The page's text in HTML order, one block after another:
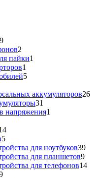
19
товаров
2
товара
пайки1
1
товар
55
аккумуляторов2626
31
товар
напряжения1
14
55
товаровдля ноутбуков3939
для планшетов99
для телефонов1414
29